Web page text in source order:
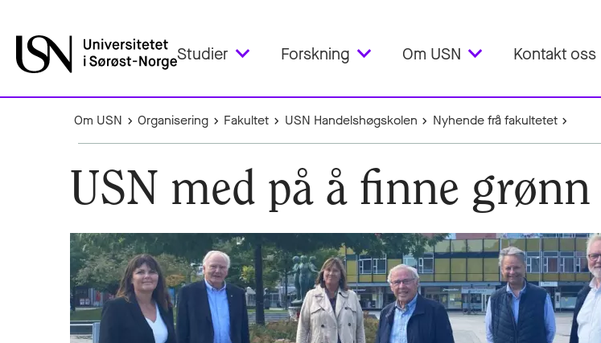
Studier Forskning Om USN Kontakt oss
Om USN Organisering Fakultet USN Handelshøgskolen Nyhende frå fakultetet
USN med på å finne